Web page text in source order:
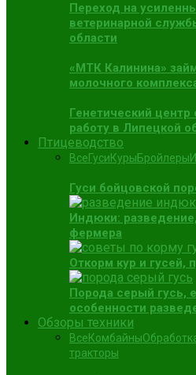
Переход на
ветеринарной
области
«МТК Калинина»
молочного
Генетический центр
работу в Липецкой
Птицеводство
ВсеГусиКурыБройлеры
Гуси бойцовской
Индюки:
фермера
Откорм кур и гусей,
Порода серый гусь,
особенности
Обзоры техники
ВсеКомбайны
тракторы